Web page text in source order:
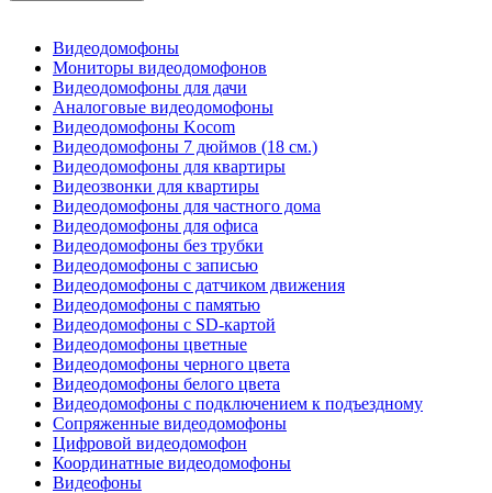
Видеодомофоны
Мониторы видеодомофонов
Видеодомофоны для дачи
Аналоговые видеодомофоны
Видеодомофоны Kocom
Видеодомофоны 7 дюймов (18 см.)
Видеодомофоны для квартиры
Видеозвонки для квартиры
Видеодомофоны для частного дома
Видеодомофоны для офиса
Видеодомофоны без трубки
Видеодомофоны с записью
Видеодомофоны с датчиком движения
Видеодомофоны с памятью
Видеодомофоны с SD-картой
Видеодомофоны цветные
Видеодомофоны черного цвета
Видеодомофоны белого цвета
Видеодомофоны с подключением к подъездному
Сопряженные видеодомофоны
Цифровой видеодомофон
Координатные видеодомофоны
Видеофоны